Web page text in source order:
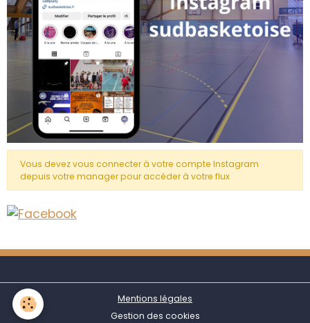
Vous devez vous connecter à votre compte Instagram
depuis votre manager pour accéder à votre flux
Mentions légales
Gestion des cookies